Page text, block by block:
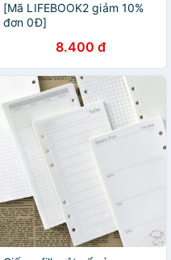
[Mã LIFEBOOK2 giảm 10%
đơn 0Đ]
8.400 đ